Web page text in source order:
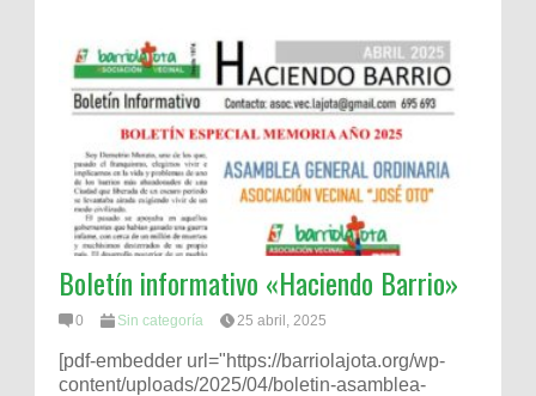
Boletín informativo «Haciendo Barrio»
0 Sin categoría 25 abril, 2025
[pdf-embedder url="https://barriolajota.org/wp-
content/uploads/2025/04/boletin-asamblea-